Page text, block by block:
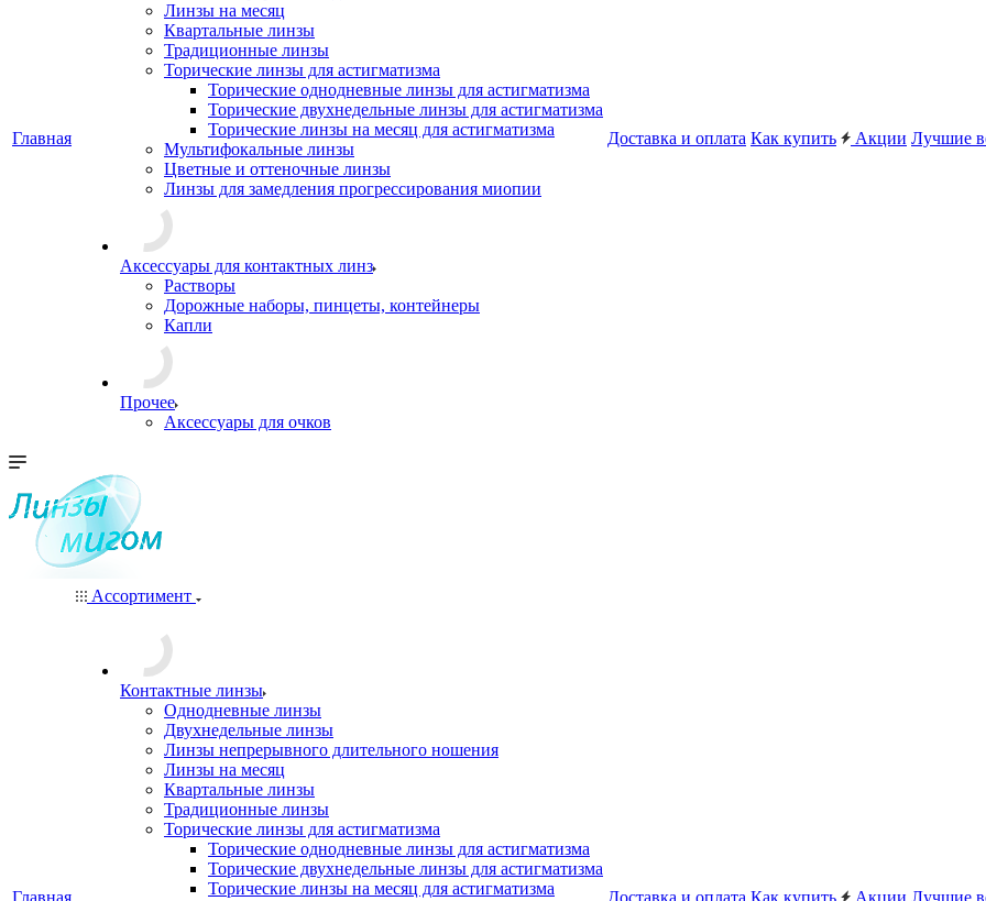
Главная
Линзы на месяц
Квартальные линзы
Традиционные линзы
Торические линзы для астигматизма
Торические однодневные линзы для астигматизма
Торические двухнедельные линзы для астигматизма
Торические линзы на месяц для астигматизма
Мультифокальные линзы
Цветные и оттеночные линзы
Линзы для замедления прогрессирования миопии
Аксессуары для контактных линз
Растворы
Дорожные наборы, пинцеты, контейнеры
Капли
Прочее
Аксессуары для очков
Доставка и оплата Как купить Акции Лучшие
Главная
Ассортимент
Контактные линзы
Однодневные линзы
Двухнедельные линзы
Линзы непрерывного длительного ношения
Линзы на месяц
Квартальные линзы
Традиционные линзы
Торические линзы для астигматизма
Торические однодневные линзы для астигматизма
Торические двухнедельные линзы для астигматизма
Торические линзы на месяц для астигматизма
Доставка и оплата Как купить Акции Лучшие